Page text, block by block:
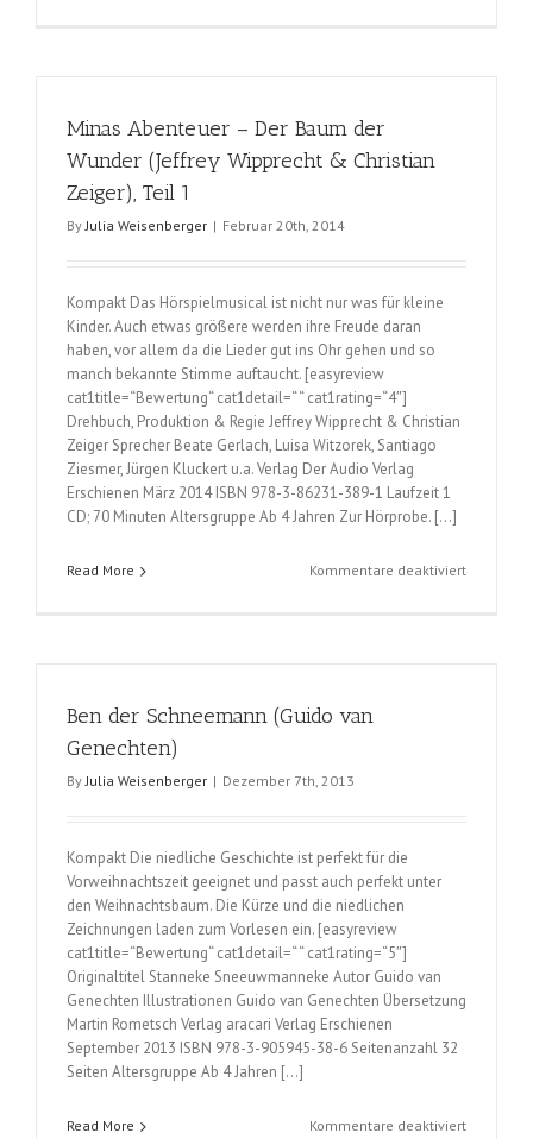
Minas Abenteuer – Der Baum der
Wunder (Jeffrey Wipprecht & Christian
Zeiger), Teil 1
ByJulia Weisenberger | Februar 20th, 2014
Kompakt Das Hörspielmusical ist nicht nur was für kleine
Kinder. Auch etwas größere werden ihre Freude daran
haben, vor allem da die Lieder gut ins Ohr gehen und so
manch bekannte Stimme auftaucht. [easyreview
cat1title=“Bewertung“ cat1detail=“ “ cat1rating=“4″]
Drehbuch, Produktion & Regie Jeffrey Wipprecht & Christian
Zeiger Sprecher Beate Gerlach, Luisa Witzorek, Santiago
Ziesmer, Jürgen Kluckert u.a. Verlag Der Audio Verlag
Erschienen März 2014 ISBN 978-3-86231-389-1 Laufzeit 1
CD; 70 Minuten Altersgruppe Ab 4 Jahren Zur Hörprobe. […]
Read More Kommentare deaktiviertfür
Ben der Schneemann (Guido van
Genechten)
ByJulia Weisenberger | Dezember 7th, 2013
Kompakt Die niedliche Geschichte ist perfekt für die
Vorweihnachtszeit geeignet und passt auch perfekt unter
den Weihnachtsbaum. Die Kürze und die niedlichen
Zeichnungen laden zum Vorlesen ein. [easyreview
cat1title=“Bewertung“ cat1detail=“ “ cat1rating=“5″]
Originaltitel Stanneke Sneeuwmanneke Autor Guido van
Genechten Illustrationen Guido van Genechten Übersetzung
Martin Rometsch Verlag aracari Verlag Erschienen
September 2013 ISBN 978-3-905945-38-6 Seitenanzahl 32
Seiten Altersgruppe Ab 4 Jahren […]
Read More Kommentare deaktiviertfür